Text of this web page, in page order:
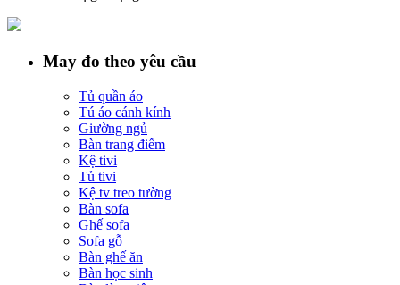
May đo theo yêu cầu
Tủ quần áo
Tú áo cánh kính
Giường ngủ
Bàn trang điểm
Kệ tivi
Tủ tivi
Kệ tv treo tường
Bàn sofa
Ghế sofa
Sofa gỗ
Bàn ghế ăn
Bàn học sinh